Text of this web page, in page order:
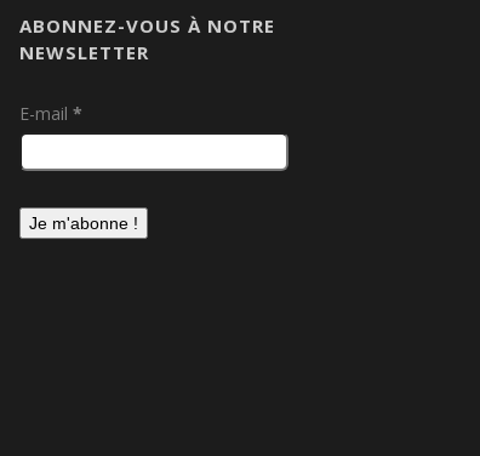
ABONNEZ-VOUS À NOTRE
NEWSLETTER
E-mail*